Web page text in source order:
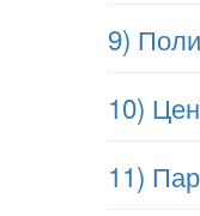
9)
10)
11)